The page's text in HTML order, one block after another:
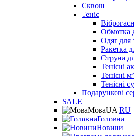
Сквош
Теніс
Обмотка
Одяг для
Ракетка
Струна
Тенісні
Тенісні
Тенісні
Подарункові
SALE
МоваUA RU
Головна
Новини